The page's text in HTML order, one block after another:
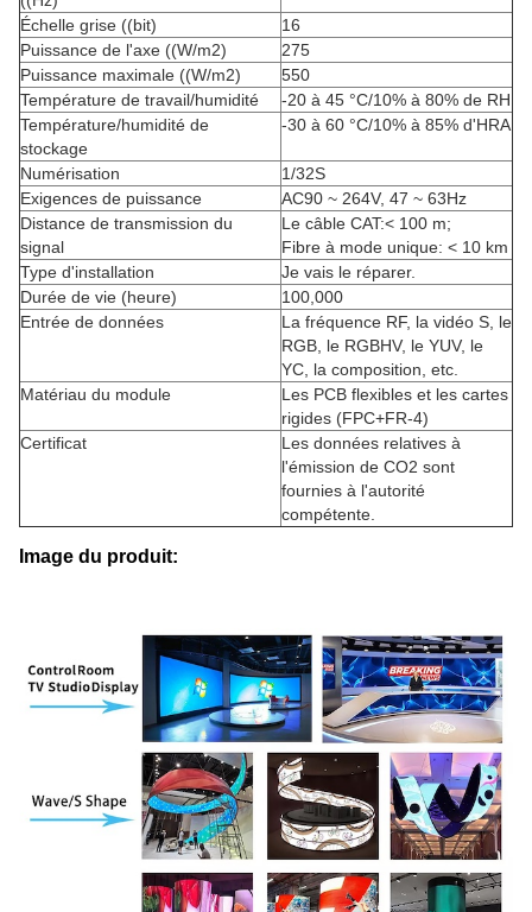
Échelle grise ((bit)
16
Puissance de l'axe ((W/m2)
275
Puissance maximale ((W/m2)
550
Température de travail/humidité
-20 à 45 °C/10% à 80% de RH
Température/humidité de
stockage
-30 à 60 °C/10% à 85% d'HRA
Numérisation
1/32S
Exigences de puissance
AC90 ~ 264V, 47 ~ 63Hz
Distance de transmission du
signal
Le câble CAT:< 100 m;
Fibre à mode unique: < 10 km
Type d'installation
Je vais le réparer.
Durée de vie (heure)
100,000
Entrée de données
La fréquence RF, la vidéo S, le
RGB, le RGBHV, le YUV, le
YC, la composition, etc.
Matériau du module
Les PCB flexibles et les cartes
rigides (FPC+FR-4)
Certificat
Les données relatives à
l'émission de CO2 sont
fournies à l'autorité
compétente.
Image du produit: